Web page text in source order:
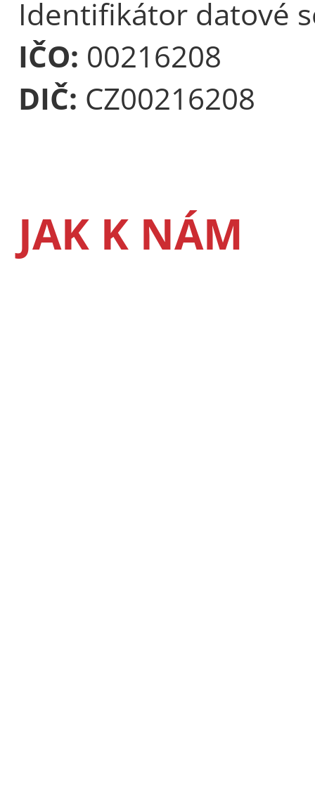
Identifikátor datové
IČO: 00216208
DIČ: CZ00216208
JAK K NÁM